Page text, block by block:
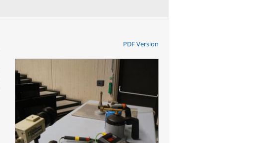
PDF Version